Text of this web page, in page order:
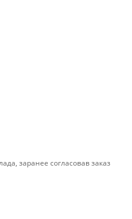
заранее согласовав заказ